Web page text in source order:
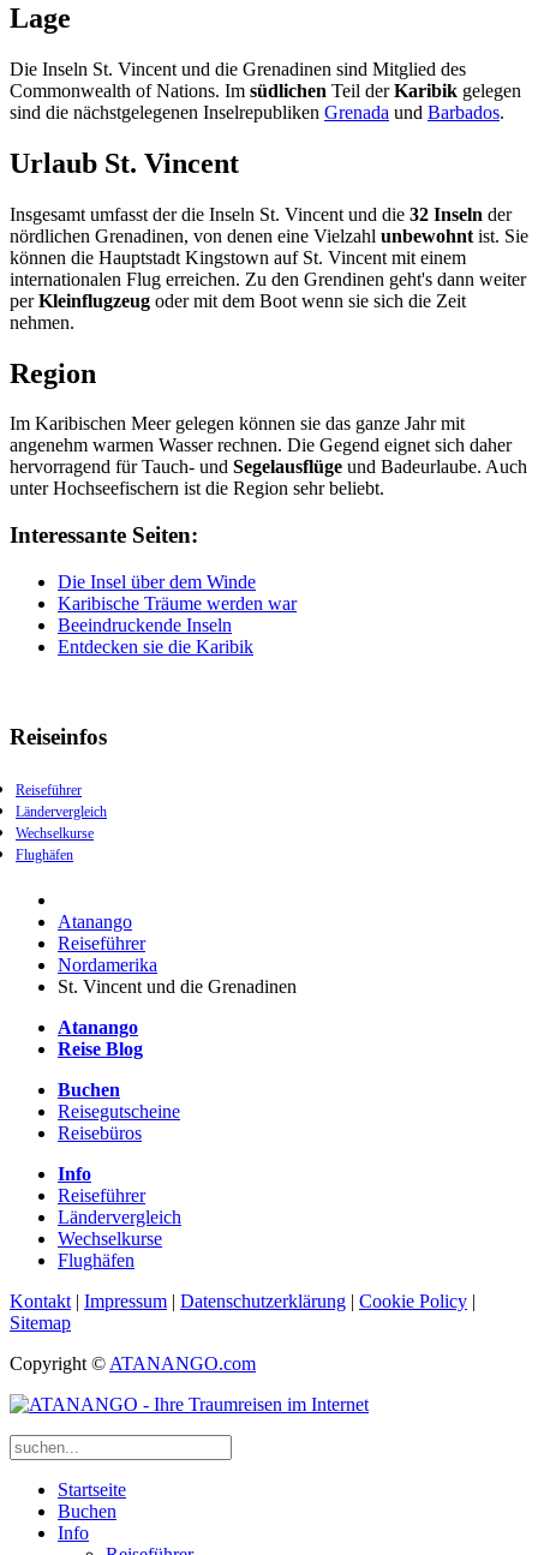
Lage
Die Inseln St. Vincent und die Grenadinen sind Mitglied des
Commonwealth of Nations. Im südlichen Teil derKaribik gelegen
sind die nächstgelegenen Inselrepubliken Grenada und Barbados.
Urlaub St. Vincent
Insgesamt umfasst der die Inseln St. Vincent und die 32 Inseln der
nördlichen Grenadinen, von denen eine Vielzahl unbewohnt ist. Sie
können die Hauptstadt Kingstown auf St. Vincent mit einem
internationalen Flug erreichen. Zu den Grendinen geht's dann weiter
perKleinflugzeug oder mit dem Boot wenn sie sich die Zeit
nehmen.
Region
Im Karibischen Meer gelegen können sie das ganze Jahr mit
angenehm warmen Wasser rechnen. Die Gegend eignet sich daher
hervorragend für Tauch- und Segelausflüge und Badeurlaube. Auch
unter Hochseefischern ist die Region sehr beliebt.
Interessante Seiten:
Die Insel über dem Winde
Karibische Träume werden war
Beeindruckende Inseln
Entdecken sie die Karibik
Reiseinfos
Reiseführer
Ländervergleich
Wechselkurse
Flughäfen
Atanango
Reiseführer
Nordamerika
St. Vincent und die Grenadinen
Atanango
Reise Blog
Buchen
Reisegutscheine
Reisebüros
Info
Reiseführer
Ländervergleich
Wechselkurse
Flughäfen
Kontakt | Impressum | Datenschutzerklärung | Cookie Policy |
Sitemap
Copyright © ATANANGO.com
Startseite
Buchen
Info